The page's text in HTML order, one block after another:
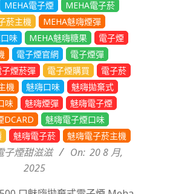
MEHA電子煙
MEHA電子菸
菸主機
MEHA魅嗨煙彈
味
MEHA魅嗨糖果
電子煙
電子煙官網
電子煙彈
子煙菸彈 電子煙購買
電子菸
機 魅嗨口味
魅嗨拋棄式
味
魅嗨煙彈
魅嗨電子煙
DCARD
魅嗨電子煙口味
魅嗨電子菸 魅嗨電子菸主機
子煙甜滋滋 On: 20 8 月,
2025